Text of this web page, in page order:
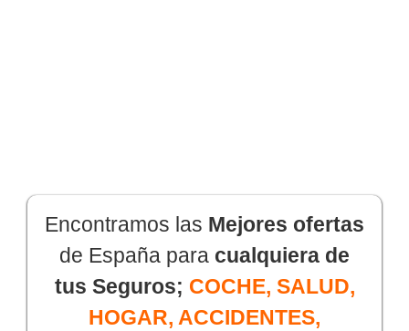
Encontramos las Mejores ofertas
de España para cualquiera de
tus Seguros; COCHE, SALUD,
HOGAR, ACCIDENTES,